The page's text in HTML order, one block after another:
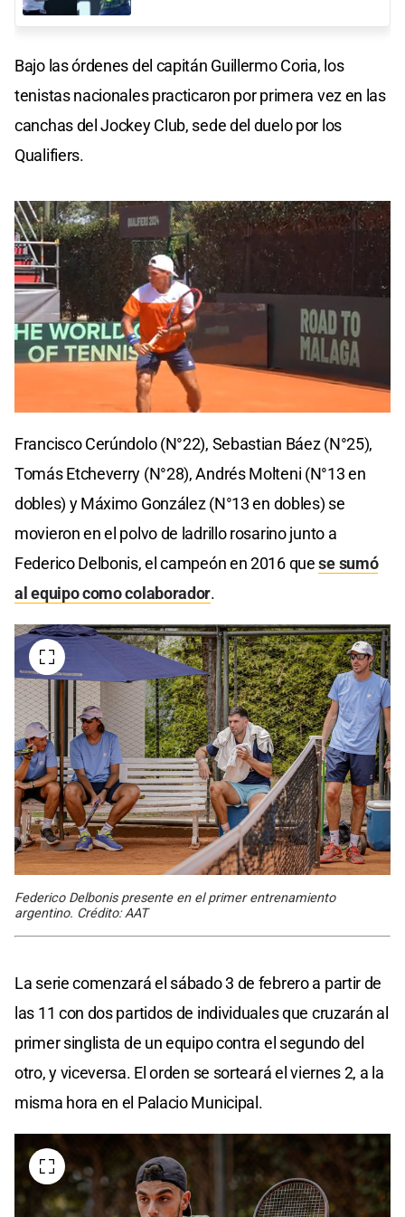
Bajo las órdenes del capitán Guillermo Coria, los
tenistas nacionales practicaron por primera vez en las
canchas del Jockey Club, sede del duelo por los
Qualifiers.
of
seconds
Francisco Cerúndolo (N°22), Sebastian Báez (N°25),
Tomás Etcheverry (N°28), Andrés Molteni (N°13 en
dobles) y Máximo González (N°13 en dobles) se
movieron en el polvo de ladrillo rosarino junto a
Federico Delbonis, el campeón en 2016 quese sumó
al equipo como colaborador.
Federico Delbonis presente en el primer entrenamiento
argentino. Crédito: AAT
La serie comenzará el sábado 3 de febrero a partir de
las 11 con dos partidos de individuales que cruzarán al
primer singlista de un equipo contra el segundo del
otro, y viceversa. El orden se sorteará el viernes 2, a la
misma hora en el Palacio Municipal.